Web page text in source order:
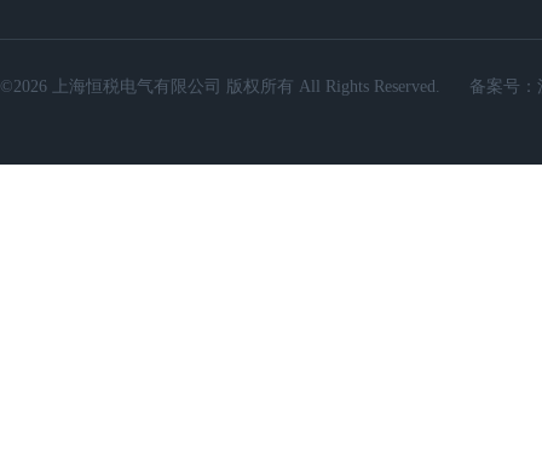
©2026 上海恒税电气有限公司 版权所有 All Rights Reserved. 备案号：